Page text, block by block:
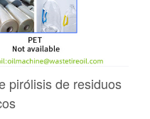
pirólisis de residuos